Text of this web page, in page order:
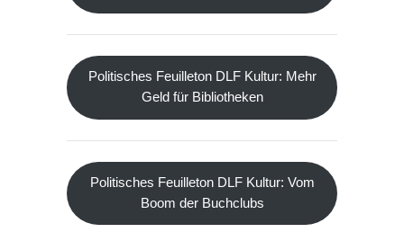
Politisches Feuilleton DLF Kultur: Mehr
Geld für Bibliotheken
Politisches Feuilleton DLF Kultur: Vom
Boom der Buchclubs